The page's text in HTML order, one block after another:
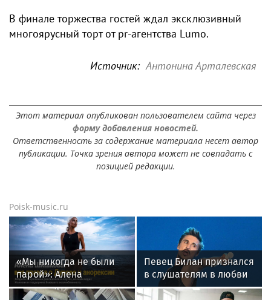
В финале торжества гостей ждал эксклюзивный
многоярусный торт от pr-агентства Lumo.
Источник: Антонина Арталевская
Этот материал опубликован пользователем сайта через
форму добавления новостей.
Ответственность за содержание материала несет автор
публикации. Точка зрения автора может не совпадать с
позицией редакции.
Poisk-music.ru
«Мы никогда не были
парой»: Алена
Шишкова — о Павле
Певец Билан признался
в слушателям в любви
после критики